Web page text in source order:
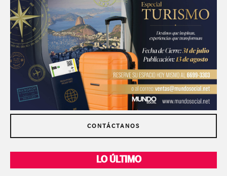
CONTÁCTANOS
LO ÚLTIMO